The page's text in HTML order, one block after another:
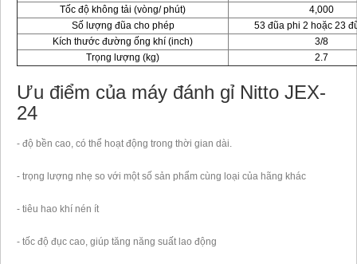
Tốc độ không tải (vòng/ phút)
4,000
Số lượng đũa cho phép
53 đũa phi 2 hoặc 23
Kích thước đường ống khí (inch)
3/8
Trọng lượng (kg)
2.7
Ưu điểm của máy đánh gỉ Nitto JEX-
24
- độ bền cao, có thể hoạt động trong thời gian dài.
- trọng lượng nhẹ so với một số sản phẩm cùng loại của hãng khác
- tiêu hao khí nén ít
- tốc độ đục cao, giúp tăng năng suất lao động